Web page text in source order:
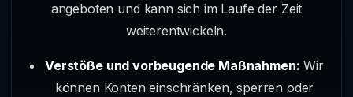
angeboten und kann sich im Laufe der Zeit
weiterentwickeln.
Verstöße und vorbeugende Maßnahmen: Wir
können Konten einschränken, sperren oder